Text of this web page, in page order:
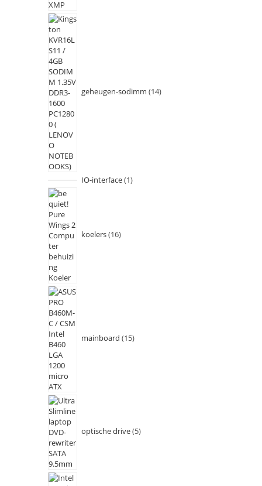
geheugen-sodimm 14
IO-interface 1
koelers 16
mainboard 15
optische drive 5